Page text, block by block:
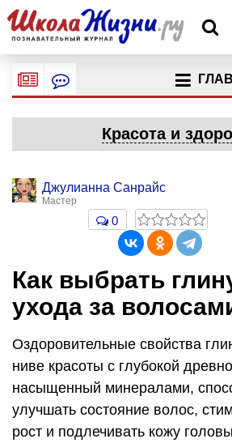
Красота и
Джулианна Санрайс
Мастер
0
Как выбрать
ухода за
Оздоровительные свойства
ниве красоты с глубокой
насыщенный минералами,
улучшать состояние волос,
рост и подлечивать кожу